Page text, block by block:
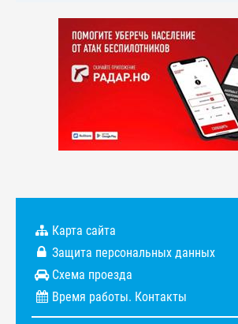
Карта сайта
Защита персональных данных
Схема проезда
Время работы. Контакты